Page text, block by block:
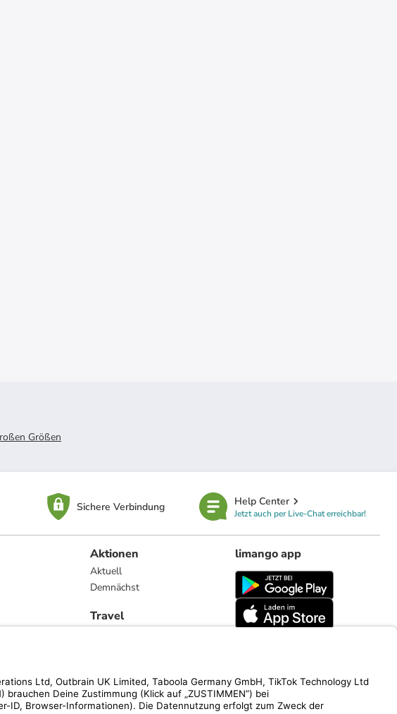
Größen
Sichere Verbindung Help Center
Jetzt auch per Live-Chat erreichbar!
Aktionen
Aktuell
Demnächst
Travel
limango app